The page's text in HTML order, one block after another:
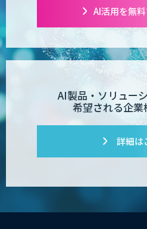
AI活用を無
AI製品・ソリュー
希望される企業
詳細は